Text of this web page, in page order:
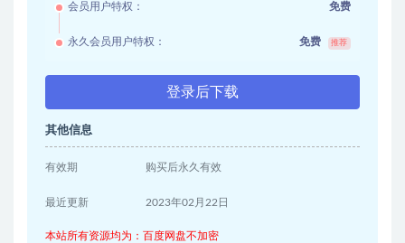
会员用户特权： 免费
永久会员用户特权： 免费 推荐
登录后下载
其他信息
有效期 购买后永久有效
最近更新 2023年02月22日
本站所有资源均为：百度网盘不加密